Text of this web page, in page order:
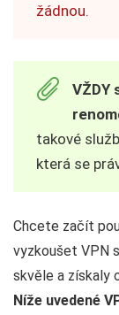
žádnou.
VŽDY
takové
která se
Chcete začít
vyzkoušet VPN
skvěle a získaly
Níže uvedené